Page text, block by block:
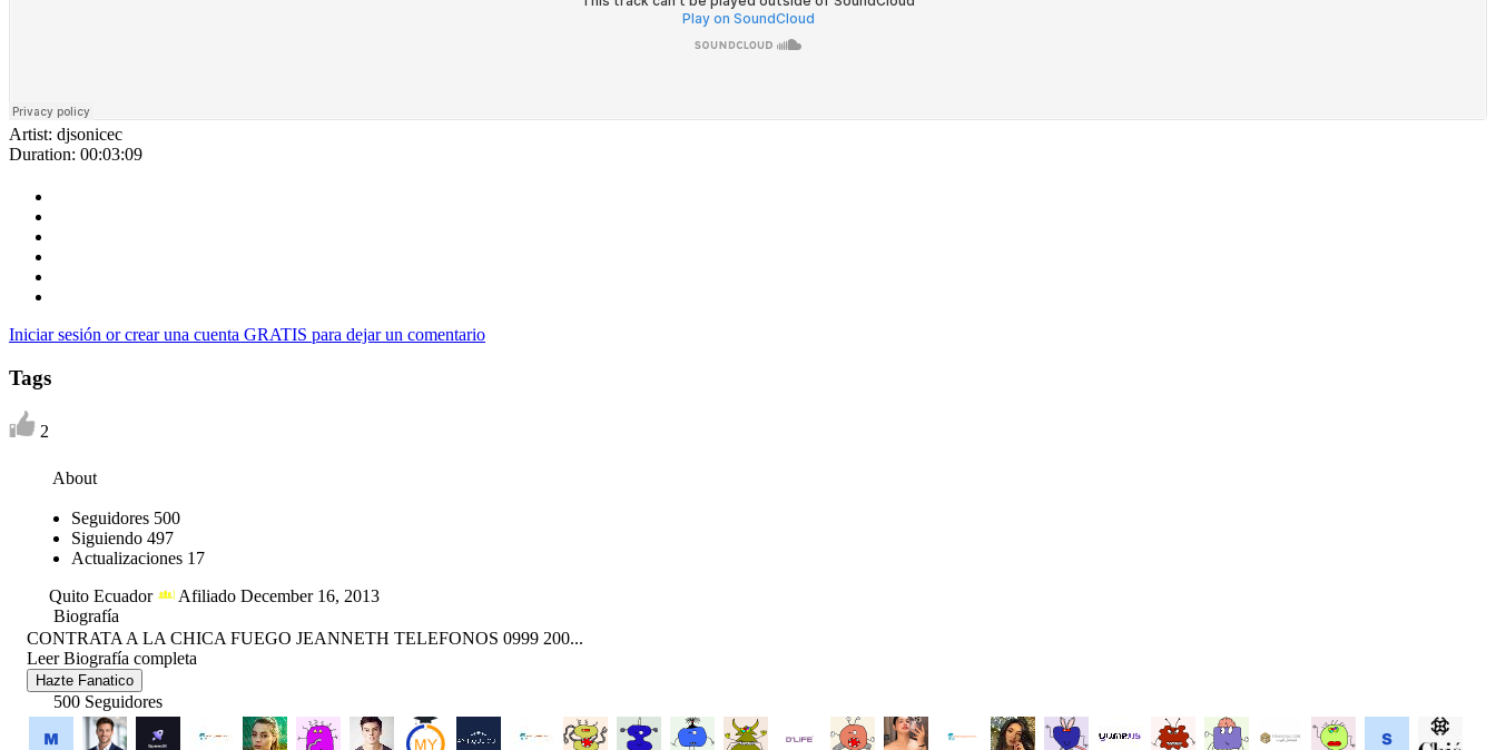
Artist: djsonicec
Duration: 00:03:09
Iniciar sesión or crear una cuenta GRATIS para dejar un comentario
Tags
2
About
Seguidores 500
Siguiendo 497
Actualizaciones 17
Quito Ecuador
Afiliado December 16, 2013
Biografía
CONTRATA A LA CHICA FUEGO JEANNETH TELEFONOS 0999 200...
Leer Biografía completa
Hazte Fanatico
500 Seguidores